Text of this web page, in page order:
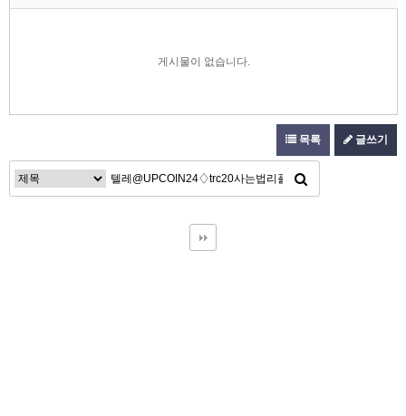
게시물이 없습니다.
목록 글쓰기